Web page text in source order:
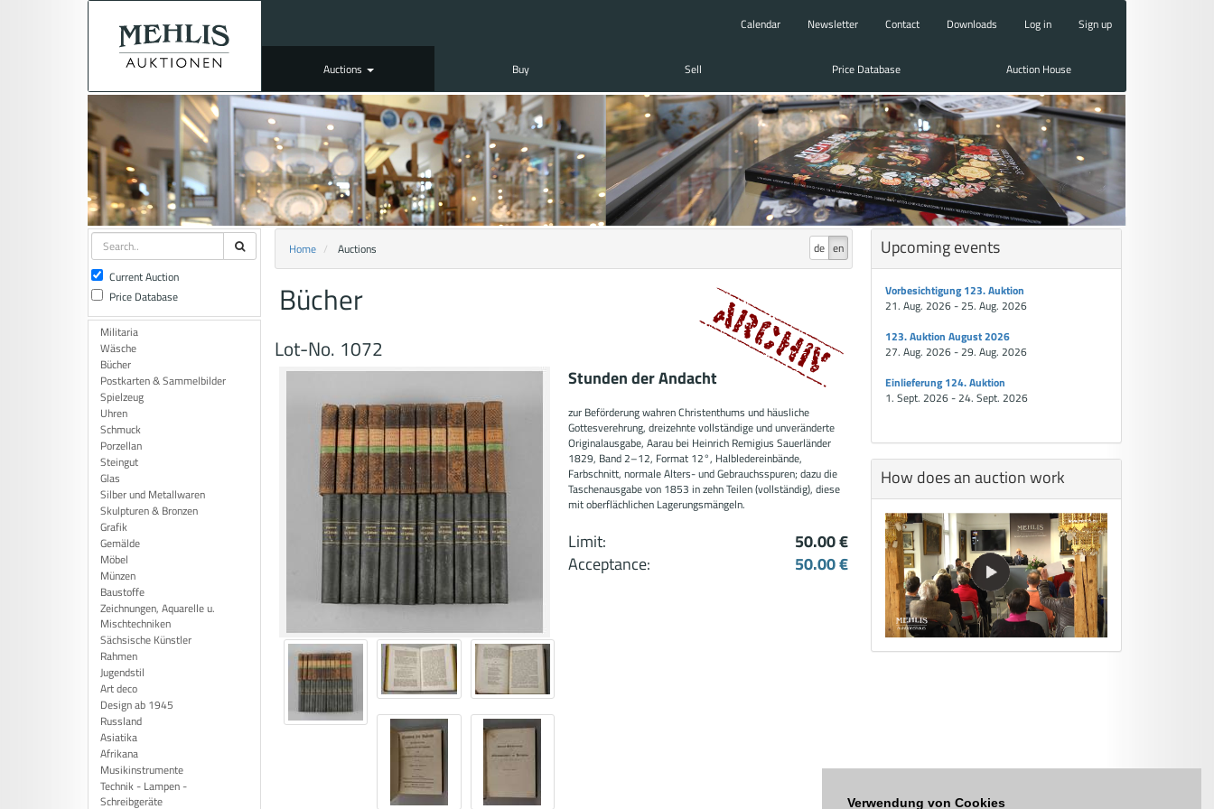
Verwendung von Cookies
Calendar Newsletter Contact Downloads Log in Sign up
Auctions Buy Sell Price Database Auction House
Current Auction
Price Database
Militaria
Wäsche
Bücher
Postkarten & Sammelbilder
Spielzeug
Uhren
Schmuck
Porzellan
Steingut
Glas
Silber und Metallwaren
Skulpturen & Bronzen
Grafik
Gemälde
Möbel
Münzen
Baustoffe
Zeichnungen, Aquarelle u.
Mischtechniken
Sächsische Künstler
Rahmen
Jugendstil
Art deco
Design ab 1945
Russland
Asiatika
Afrikana
Musikinstrumente
Technik - Lampen -
Schreibgeräte
de en
Home Auctions
Bücher
Lot-No. 1072
Stunden der Andacht
zur Beförderung wahren Christenthums und häusliche
Gottesverehrung, dreizehnte vollständige und unveränderte
Originalausgabe, Aarau bei Heinrich Remigius Sauerländer
1829, Band 2–12, Format 12°, Halbledereinbände,
Farbschnitt, normale Alters- und Gebrauchsspuren; dazu die
Taschenausgabe von 1853 in zehn Teilen (vollständig), diese
mit oberflächlichen Lagerungsmängeln.
Limit:
50.00 €
Acceptance:
50.00 €
Upcoming events
Vorbesichtigung 123. Auktion
21. Aug. 2026 - 25. Aug. 2026
123. Auktion August 2026
27. Aug. 2026 - 29. Aug. 2026
Einlieferung 124. Auktion
1. Sept. 2026 - 24. Sept. 2026
How does an auction work